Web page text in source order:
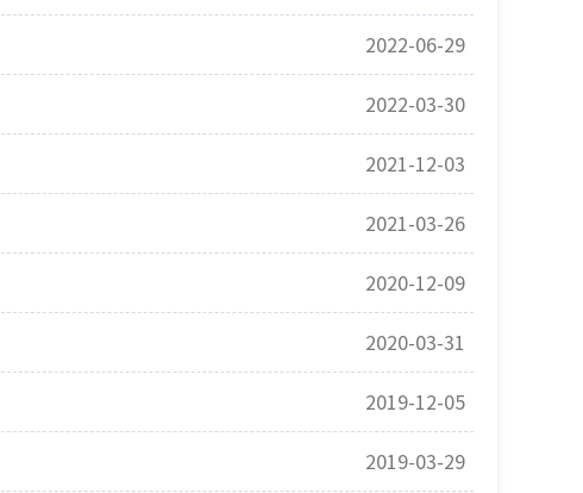
2022-06-29
2022-03-30
2021-12-03
2021-03-26
2020-12-09
2020-03-31
2019-12-05
2019-03-29